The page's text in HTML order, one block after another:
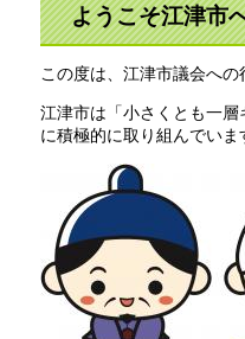
ようこそ江津市
この度は、江津市議会への
江津市は「小さくとも一
に積極的に取り組んでいま